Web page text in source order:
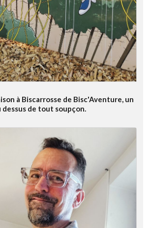
à Biscarrosse de Bisc'Aventure, un
dessus de tout soupçon.